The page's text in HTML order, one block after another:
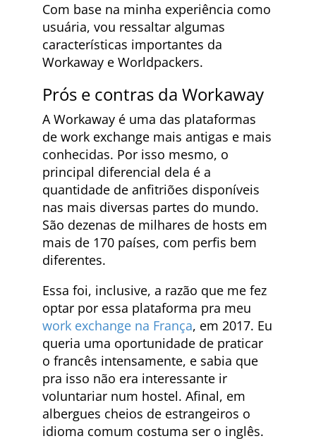
Com base na minha experiência como
usuária, vou ressaltar algumas
características importantes da
Workaway e Worldpackers.
Prós e contras da Workaway
A Workaway é uma das plataformas
de work exchange mais antigas e mais
conhecidas. Por isso mesmo, o
principal diferencial dela é a
quantidade de anfitriões disponíveis
nas mais diversas partes do mundo.
São dezenas de milhares de hosts em
mais de 170 países, com perfis bem
diferentes.
Essa foi, inclusive, a razão que me fez
optar por essa plataforma pra meu
work exchange na França, em 2017. Eu
queria uma oportunidade de praticar
o francês intensamente, e sabia que
pra isso não era interessante ir
voluntariar num hostel. Afinal, em
albergues cheios de estrangeiros o
idioma comum costuma ser o inglês.